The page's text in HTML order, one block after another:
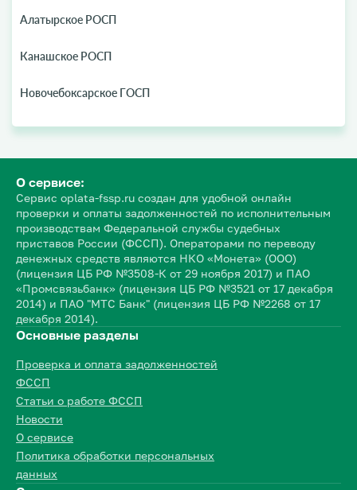
Алатырское РОСП
Канашское РОСП
Новочебоксарское ГОСП
О сервисе:
Сервис oplata-fssp.ru создан для удобной онлайн
проверки и оплаты задолженностей по исполнительным
производствам Федеральной службы судебных
приставов России (ФССП). Операторами по переводу
денежных средств являются НКО «Монета» (ООО)
(лицензия ЦБ РФ №3508-К от 29 ноября 2017) и ПАО
«Промсвязьбанк» (лицензия ЦБ РФ №3521 от 17 декабря
2014) и ПАО "МТС Банк" (лицензия ЦБ РФ №2268 от 17
декабря 2014).
Основные разделы
Проверка и оплата задолженностей
ФССП
Статьи о работе ФССП
Новости
О сервисе
Политика обработки персональных
данных